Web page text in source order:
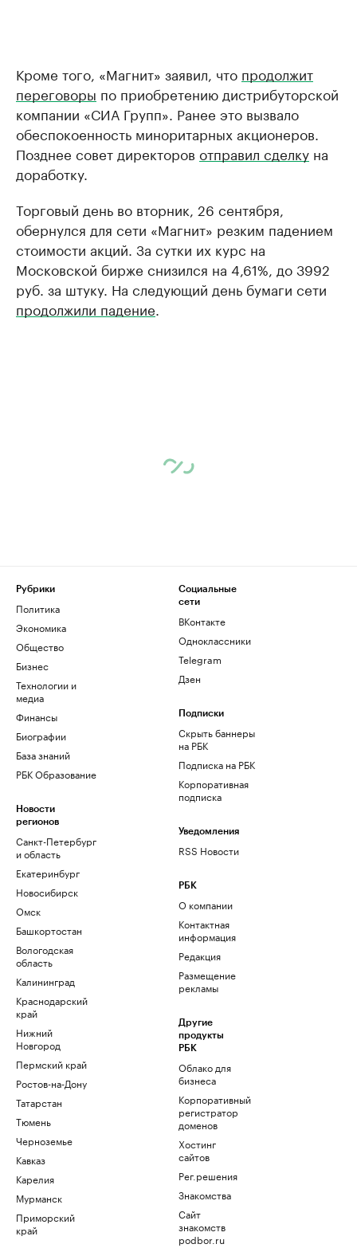
Кроме того, «Магнит» заявил, что продолжит
переговоры по приобретению дистрибуторской
компании «СИА Групп». Ранее это вызвало
обеспокоенность миноритарных акционеров.
Позднее совет директоров отправил сделку на
доработку.
Торговый день во вторник, 26 сентября,
обернулся для сети «Магнит» резким падением
стоимости акций. За сутки их курс на
Московской бирже снизился на 4,61%, до 3992
руб. за штуку. На следующий день бумаги сети
продолжили падение.
Рубрики
Политика
Экономика
Общество
Бизнес
Технологии и
медиа
Финансы
Биографии
База знаний
РБК Образование
Новости
регионов
Санкт-Петербург
и область
Екатеринбург
Новосибирск
Омск
Башкортостан
Вологодская
область
Калининград
Краснодарский
край
Нижний
Новгород
Пермский край
Ростов-на-Дону
Татарстан
Тюмень
Черноземье
Кавказ
Карелия
Мурманск
Приморский
край
Социальные
сети
ВКонтакте
Одноклассники
Telegram
Дзен
Подписки
Скрыть баннеры
на РБК
Подписка на РБК
Корпоративная
подписка
Уведомления
RSS Новости
РБК
О компании
Контактная
информация
Редакция
Размещение
рекламы
Другие
продукты
РБК
Облако для
бизнеса
Корпоративный
регистратор
доменов
Хостинг
сайтов
Рег.решения
Знакомства
Сайт
знакомств
podbor.ru